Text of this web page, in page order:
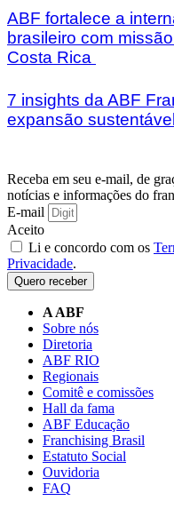
ABF fortalece a
brasileiro com
Costa Rica
7 insights da ABF
expansão
Receba em seu e-mail, de
notícias e informações do
E-mail
Aceito
Li e concordo com os
Privacidade.
Quero receber
A ABF
Sobre nós
Diretoria
ABF RIO
Regionais
Comitê e comissões
Hall da fama
ABF Educação
Franchising Brasil
Estatuto Social
Ouvidoria
FAQ